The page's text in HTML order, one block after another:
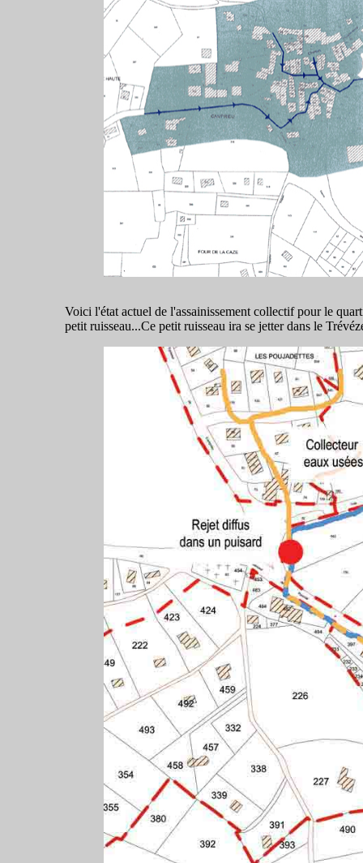
Voici l'état actuel de l'assainissement collectif pour le
petit ruisseau...Ce petit ruisseau ira se jetter dans le